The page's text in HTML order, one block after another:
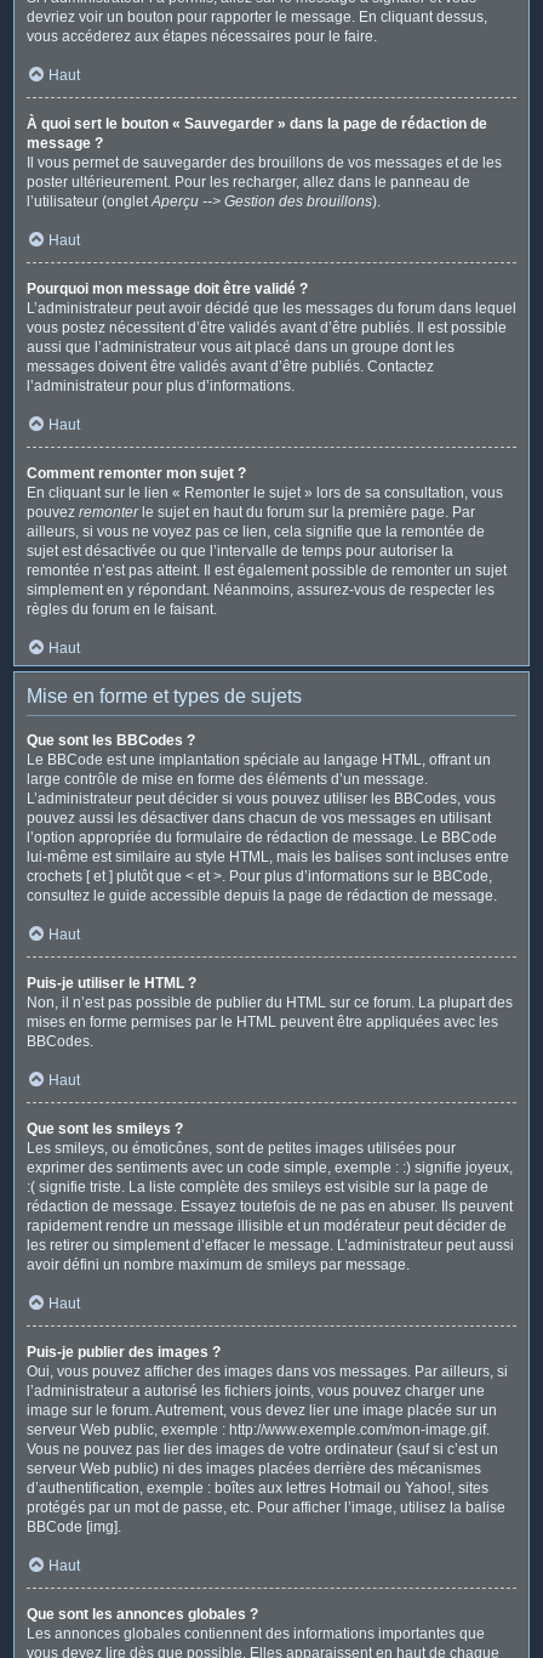
devriez voir un bouton pour rapporter le message. En cliquant dessus,
vous accéderez aux étapes nécessaires pour le faire.
Haut
À quoi sert le bouton « Sauvegarder » dans la page de rédaction de
message ?
Il vous permet de sauvegarder des brouillons de vos messages et de les
poster ultérieurement. Pour les recharger, allez dans le panneau de
l’utilisateur (ongletAperçu --> Gestion des brouillons).
Haut
Pourquoi mon message doit être validé ?
L’administrateur peut avoir décidé que les messages du forum dans lequel
vous postez nécessitent d’être validés avant d’être publiés. Il est possible
aussi que l’administrateur vous ait placé dans un groupe dont les
messages doivent être validés avant d’être publiés. Contactez
l’administrateur pour plus d’informations.
Haut
Comment remonter mon sujet ?
En cliquant sur le lien « Remonter le sujet » lors de sa consultation, vous
pouvez remonterle sujet en haut du forum sur la première page. Par
ailleurs, si vous ne voyez pas ce lien, cela signifie que la remontée de
sujet est désactivée ou que l’intervalle de temps pour autoriser la
remontée n’est pas atteint. Il est également possible de remonter un sujet
simplement en y répondant. Néanmoins, assurez-vous de respecter les
règles du forum en le faisant.
Haut
Mise en forme et types de sujets
Que sont les BBCodes ?
Le BBCode est une implantation spéciale au langage HTML, offrant un
large contrôle de mise en forme des éléments d’un message.
L’administrateur peut décider si vous pouvez utiliser les BBCodes, vous
pouvez aussi les désactiver dans chacun de vos messages en utilisant
l’option appropriée du formulaire de rédaction de message. Le BBCode
lui-même est similaire au style HTML, mais les balises sont incluses entre
crochets [ et ] plutôt que < et >. Pour plus d’informations sur le BBCode,
consultez le guide accessible depuis la page de rédaction de message.
Haut
Puis-je utiliser le HTML ?
Non, il n’est pas possible de publier du HTML sur ce forum. La plupart des
mises en forme permises par le HTML peuvent être appliquées avec les
BBCodes.
Haut
Que sont les smileys ?
Les smileys, ou émoticônes, sont de petites images utilisées pour
exprimer des sentiments avec un code simple, exemple : :) signifie joyeux,
:( signifie triste. La liste complète des smileys est visible sur la page de
rédaction de message. Essayez toutefois de ne pas en abuser. Ils peuvent
rapidement rendre un message illisible et un modérateur peut décider de
les retirer ou simplement d’effacer le message. L’administrateur peut aussi
avoir défini un nombre maximum de smileys par message.
Haut
Puis-je publier des images ?
Oui, vous pouvez afficher des images dans vos messages. Par ailleurs, si
l’administrateur a autorisé les fichiers joints, vous pouvez charger une
image sur le forum. Autrement, vous devez lier une image placée sur un
serveur Web public, exemple : http://www.exemple.com/mon-image.gif.
Vous ne pouvez pas lier des images de votre ordinateur (sauf si c’est un
serveur Web public) ni des images placées derrière des mécanismes
d’authentification, exemple : boîtes aux lettres Hotmail ou Yahoo!, sites
protégés par un mot de passe, etc. Pour afficher l’image, utilisez la balise
BBCode [img].
Haut
Que sont les annonces globales ?
Les annonces globales contiennent des informations importantes que
vous devez lire dès que possible. Elles apparaissent en haut de chaque